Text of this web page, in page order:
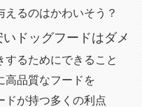
るのはかわいそう？
ドッグフードはダメ
るためにできること
高品質なフードを
ドが持つ多くの利点